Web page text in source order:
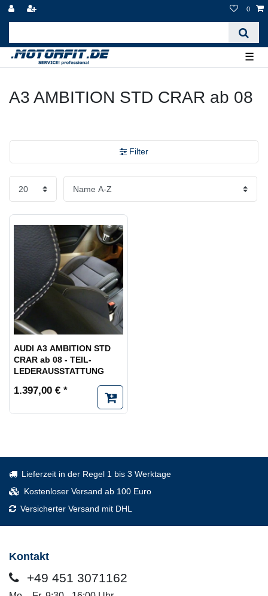
0
☰
A3 AMBITION STD CRAR ab 08
Filter
AUDI A3 AMBITION STD
CRAR ab 08 - TEIL-
LEDERAUSSTATTUNG
1.397,00 € *
Lieferzeit in der Regel 1 bis 3 Werktage
Kostenloser Versand ab 100 Euro
Versicherter Versand mit DHL
Kontakt
+49 451 3071162